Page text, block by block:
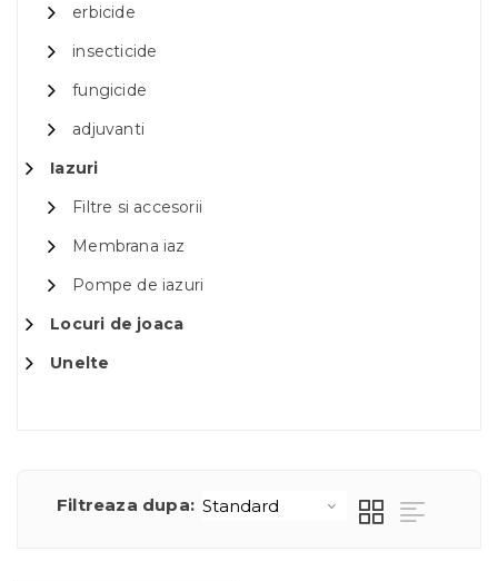
erbicide
insecticide
fungicide
adjuvanti
Iazuri
Filtre si accesorii
Membrana iaz
Pompe de iazuri
Locuri de joaca
Unelte
Filtreaza dupa: